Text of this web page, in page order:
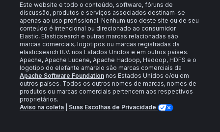
Este website e todo o conteúdo, software, fóruns de
discussão, produtos e serviços associados destinam-se
apenas ao uso profissional. Nenhum uso deste site ou de seu
conteúdo é intencional ou direcionado ao consumidor.
Elastic, Elasticsearch e outras marcas relacionadas são
marcas comerciais, logotipos ou marcas registradas da
elasticsearch B.V. nos Estados Unidos e em outros países.
Apache, Apache Lucene, Apache Hadoop, Hadoop, HDFS e o
logotipo do elefante amarelo são marcas comerciais da
Apache Software Foundation nos Estados Unidos e/ou em
outros países. Todos os outros nomes de marcas, nomes de
produtos ou marcas comerciais pertencem aos respectivos
proprietários.
Aviso na coleta
Suas Escolhas de Privacidade